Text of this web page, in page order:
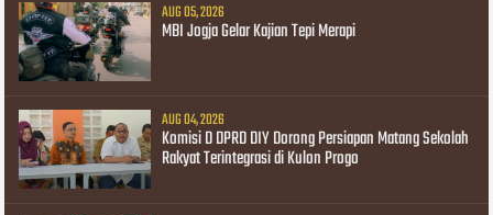
AUG 05, 2026
MBI Jogja Gelar Kajian Tepi Merapi
AUG 04, 2026
Komisi D DPRD DIY Dorong Persiapan Matang Sekolah
Rakyat Terintegrasi di Kulon Progo